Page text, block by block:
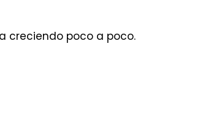
creciendo poco a poco.